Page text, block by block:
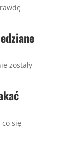
zostały
się